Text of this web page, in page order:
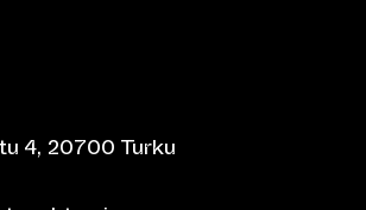
4, 20700 Turku